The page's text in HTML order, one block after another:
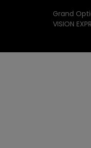
Grand
VISION